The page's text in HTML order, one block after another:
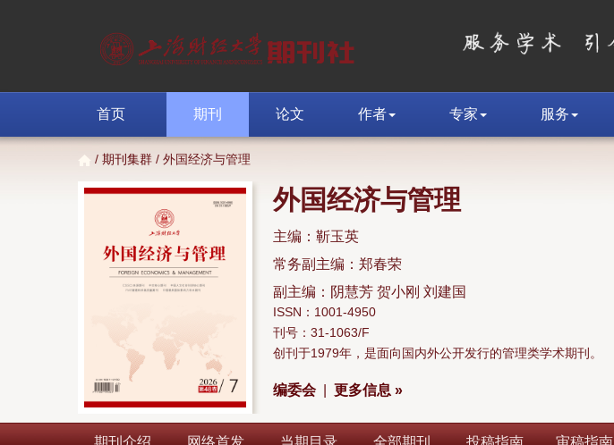
首页 期刊 论文 作者 专家 服务
/ 期刊集群 / 外国经济与管理
外国经济与管理
主编：靳玉英
常务副主编：郑春荣
副主编：阴慧芳 贺小刚 刘建国
ISSN：1001-4950
刊号：31-1063/F
创刊于1979年，是面向国内外公开发行的管理类学术期刊。
编委会| 更多信息 »
期刊介绍 网络首发 当期目录 全部期刊 投稿指南 审稿指南